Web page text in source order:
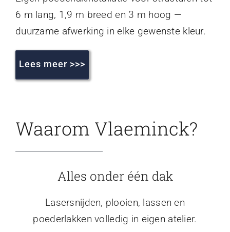
6 m lang, 1,9 m breed en 3 m hoog —
duurzame afwerking in elke gewenste kleur.
Lees meer >>>
Waarom Vlaeminck?
Alles onder één dak
Lasersnijden, plooien, lassen en
poederlakken volledig in eigen atelier.